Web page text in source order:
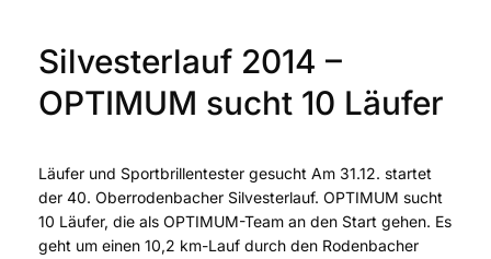
Silvesterlauf 2014 –
OPTIMUM sucht 10 Läufer
Läufer und Sportbrillentester gesucht Am 31.12. startet
der 40. Oberrodenbacher Silvesterlauf. OPTIMUM sucht
10 Läufer, die als OPTIMUM-Team an den Start gehen. Es
geht um einen 10,2 km-Lauf durch den Rodenbacher